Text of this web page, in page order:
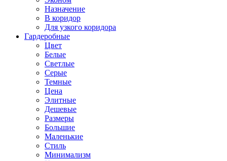
Назначение
В коридор
Для узкого коридора
Гардеробные
Цвет
Белые
Светлые
Серые
Темные
Цена
Элитные
Дешевые
Размеры
Большие
Маленькие
Стиль
Минимализм